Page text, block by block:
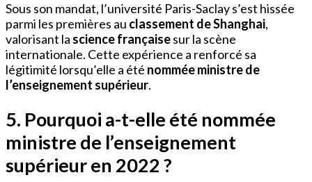
Sous son mandat, l’université Paris-Saclay s’est hissée
parmi les premières au classement de Shanghai,
valorisant la science françaisesur la scène
internationale. Cette expérience a renforcé sa
légitimité lorsqu’elle a été nommée ministre de
l’enseignement supérieur.
5. Pourquoi a-t-elle été nommée
ministre de l’enseignement
supérieur en 2022 ?